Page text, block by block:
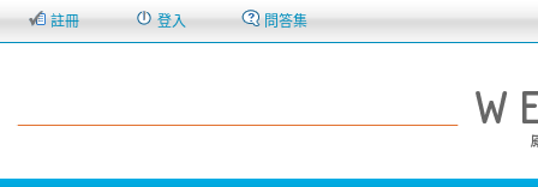
註冊 登入 問答集